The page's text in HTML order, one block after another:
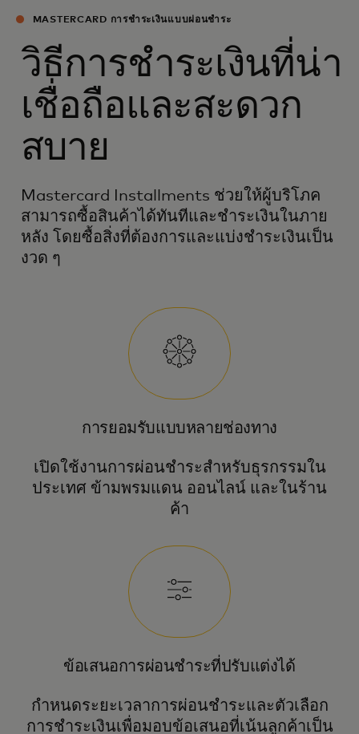
MASTERCARD การชำระเงินแบบผ่อนชำระ
วิธีการชำระเงินที่น่า
เชื่อถือและสะดวก
สบาย
Mastercard Installments ช่วยให้ผู้บริโภค
สามารถซื้อสินค้าได้ทันทีและชำระเงินในภาย
หลัง โดยซื้อสิ่งที่ต้องการและแบ่งชำระเงินเป็น
งวด ๆ
การยอมรับแบบหลายช่องทาง
เปิดใช้งานการผ่อนชำระสำหรับธุรกรรมใน
ประเทศ ข้ามพรมแดน ออนไลน์ และในร้าน
ค้า
ข้อเสนอการผ่อนชำระที่ปรับแต่งได้
กำหนดระยะเวลาการผ่อนชำระและตัวเลือก
การชำระเงินเพื่อมอบข้อเสนอที่เน้นลูกค้าเป็น